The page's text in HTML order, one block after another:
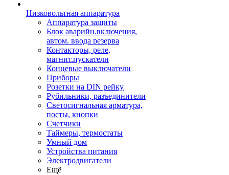
Низковольтная аппаратура
Аппаратура защиты
Блок аварийн.включения,
автом. ввода резерва
Контакторы, реле,
магнит.пускатели
Концевые выключатели
Приборы
Розетки на DIN рейку
Рубильники, разъединители
Светосигнальная арматура,
посты, кнопки
Счетчики
Таймеры, термостаты
Умный дом
Устройства питания
Электродвигатели
Ещё